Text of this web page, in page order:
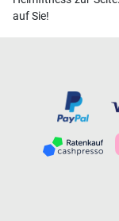
auf Sie!